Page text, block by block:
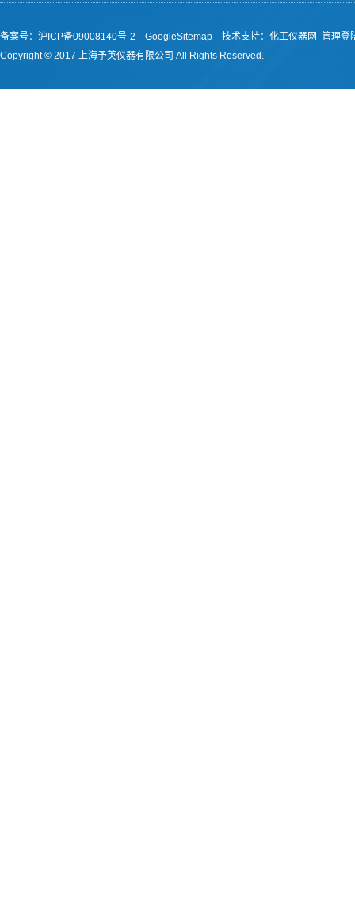
备案号：沪ICP备09008140号-2 GoogleSitemap 技术支持： 化工仪器网 管理登
Copyright © 2017 上海予英仪器有限公司 All Rights Reserved.